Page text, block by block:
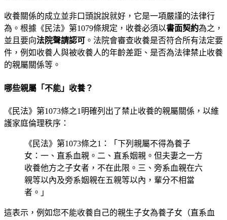
收養關係的成立並非口頭說說就好，它是一項嚴謹的法律行
為。根據《民法》第1079條規定，收養必須以書面契約為之，
並且要向法院聲請認可
。法院會審查收養是否符合所有法定要
件，例如收養人與被收養人的年齡差距、是否為法律禁止收養
的親屬關係等。
哪些親屬「不能」收養？
《民法》第1073條之1明確列出了禁止收養的親屬關係，以維
護家庭倫理秩序：
《民法》第1073條之1：「下列親屬不得為養子
女：一、直系血親。二、直系姻親。但夫妻之一方
收養他方之子女者，不在此限。三、旁系血親在六
親等以內及旁系姻親在五親等以內，輩分不相當
者。」
這表示，例如您不能收養自己的親生子女為養子女（直系血